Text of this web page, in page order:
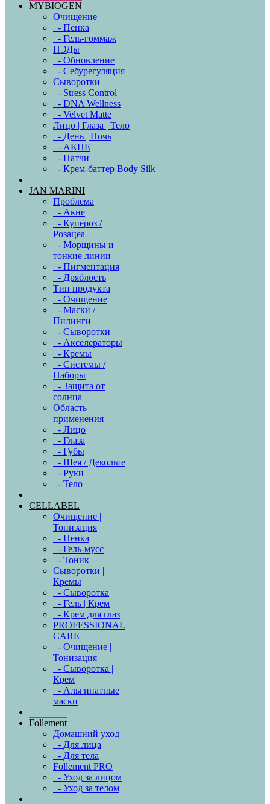
MYBIOGEN
Очищение
- Пенка
- Гель-гоммаж
ПЭДы
- Обновление
- Себурегуляция
Сыворотки
- Stress Control
- DNA Wellness
- Velvet Matte
Лицо | Глаза | Тело
- День | Ночь
- АКНЕ
- Патчи
- Крем-баттер Body Silk
JAN MARINI
Проблема
- Акне
- Купероз /
Розацеа
- Морщины и
тонкие линии
- Пигментация
- Дряблость
Тип продукта
- Очищение
- Маски /
Пилинги
- Сыворотки
- Акселераторы
- Кремы
- Системы /
Наборы
- Защита от
солнца
Область
применения
- Лицо
- Глаза
- Губы
- Шея / Декольте
- Руки
- Тело
CELLABEL
Очищение |
Тонизация
- Пенка
- Гель-мусс
- Тоник
Сыворотки |
Кремы
- Сыворотка
- Гель | Крем
- Крем для глаз
PROFESSIONAL
CARE
- Очищение |
Тонизация
- Сыворотка |
Крем
- Альгинатные
маски
Follement
Домашний уход
- Для лица
- Для тела
Follement PRO
- Уход за лицом
- Уход за телом